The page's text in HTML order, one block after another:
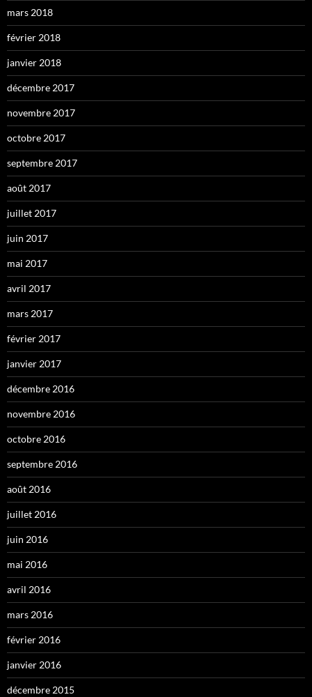
mars 2018
février 2018
janvier 2018
décembre 2017
novembre 2017
octobre 2017
septembre 2017
août 2017
juillet 2017
juin 2017
mai 2017
avril 2017
mars 2017
février 2017
janvier 2017
décembre 2016
novembre 2016
octobre 2016
septembre 2016
août 2016
juillet 2016
juin 2016
mai 2016
avril 2016
mars 2016
février 2016
janvier 2016
décembre 2015